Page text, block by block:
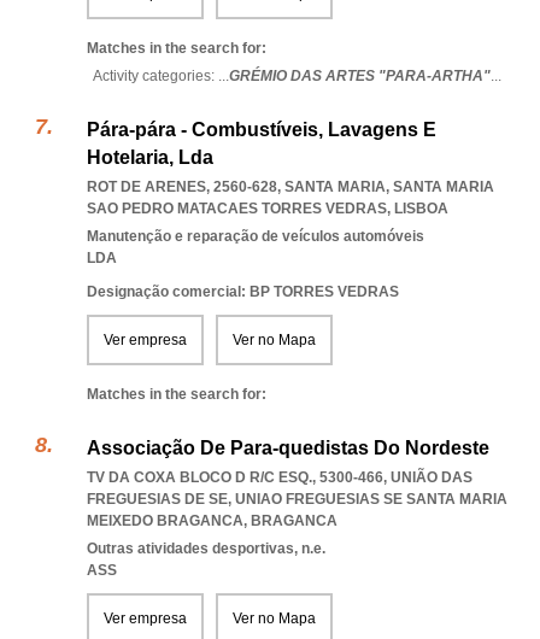
Matches in the search for:
Activity categories: ...GRÉMIO DAS ARTES "PARA-ARTHA"...
Pára-pára - Combustíveis, Lavagens E
Hotelaria, Lda
ROT DE ARENES, 2560-628, SANTA MARIA, SANTA MARIA
SAO PEDRO MATACAES TORRES VEDRAS, LISBOA
Manutenção e reparação de veículos automóveis
LDA
Designação comercial: BP TORRES VEDRAS
Ver empresa Ver no Mapa
Matches in the search for:
Associação De Para-quedistas Do Nordeste
TV DA COXA BLOCO D R/C ESQ., 5300-466, UNIÃO DAS
FREGUESIAS DE SE, UNIAO FREGUESIAS SE SANTA MARIA
MEIXEDO BRAGANCA, BRAGANCA
Outras atividades desportivas, n.e.
ASS
Ver empresa Ver no Mapa